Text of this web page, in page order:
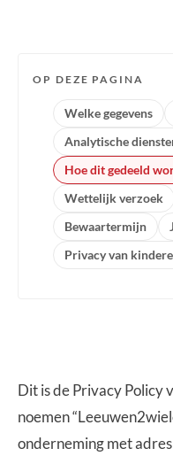
Dit is de Privacy Policy
noemen
onderneming met
OP DEZE PAGINA
Welke gegevens
Analytische
Hoe dit gedeeld
Wettelijk verzoek
Bewaartermijn
Privacy van